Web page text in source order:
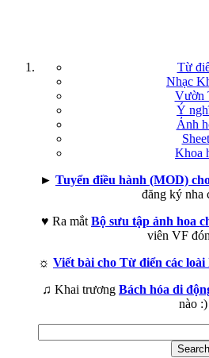
Từ
Nhạc
Vườn
Ý
Ảnh
Khoa
► Tuyển điều hành (MOD)
đăng ký nha
♥ Ra mắt Bộ sưu tập ảnh hoa
viên VF
☼ Viết bài cho Từ điển các loài
♫ Khai trương Bách hóa di
nào :)